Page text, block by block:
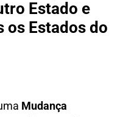
Estado e
os Estados do
Mudança